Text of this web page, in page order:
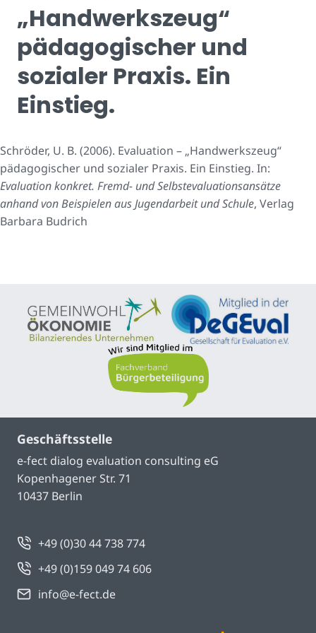
„Handwerkszeug“
pädagogischer und
sozialer Praxis. Ein
Einstieg.
Schröder, U. B. (2006). Evaluation – „Handwerkszeug“
pädagogischer und sozialer Praxis. Ein Einstieg. In:
Evaluation konkret. Fremd- und Selbstevaluationsansätze
anhand von Beispielen aus Jugendarbeit und Schule, Verlag
Barbara Budrich
Geschäftsstelle
e-fect dialog evaluation consulting eG
Kopenhagener Str. 71
10437 Berlin
+49 (0)30 44 738 774
+49 (0)159 049 74 606
info@e-fect.de